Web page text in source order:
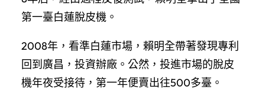
第一臺白蓮脫皮機。
2008年，看準白蓮市場，賴明全帶著發現專利
回到廣昌，投資辦廠。公然，投進市場的脫皮
機年夜受接待，第一年便賣出往500多臺。